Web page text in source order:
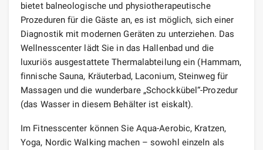
bietet balneologische und physiotherapeutische
Prozeduren für die Gäste an, es ist möglich, sich einer
Diagnostik mit modernen Geräten zu unterziehen. Das
Wellnesscenter lädt Sie in das Hallenbad und die
luxuriös ausgestattete Thermalabteilung ein (Hammam,
finnische Sauna, Kräuterbad, Laconium, Steinweg für
Massagen und die wunderbare „Schockkübel“-Prozedur
(das Wasser in diesem Behälter ist eiskalt).
Im Fitnesscenter können Sie Aqua-Aerobic, Kratzen,
Yoga, Nordic Walking machen – sowohl einzeln als